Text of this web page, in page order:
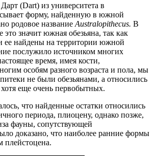
(Dart) из университета в
форму, найденную в южной
родовое название Australopithecus. В
это значит южная обезьяна, так как
ее найдены на территории южной
послужило источником многих
время, имея кости,
особям разного возраста и пола, мы
не были обезьянами, а относились
еще очень первобытных.
что найденные остатки относились
периода, плиоцену, однако позже,
фауны, сопутствующей
доказано, что наиболее ранние формы
плейстоцена.